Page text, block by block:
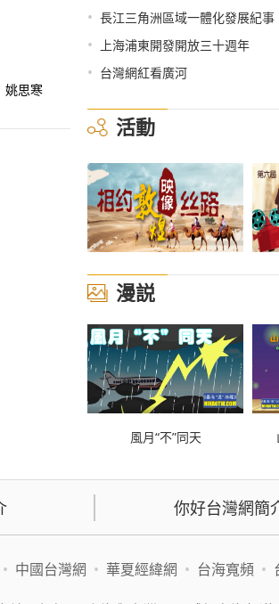
姚思寒
• 長江三角洲區域一體化發展紀事
• 上海浦東開發開放三十週年
• 台灣網紅看廣河
活動
漫説
風月“不”同天
你好台灣網簡
• 中國台灣網 • 華夏經緯網 • 台海寬頻 •